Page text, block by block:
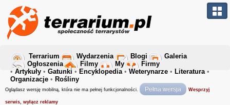
Terrarium Wydarzenia Blogi
Galeria
Ogłoszenia
Filmy My
Firmy
• Artykuły • Gatunki • Encyklopedia• Weterynarze • Literatura•
Organizacje • Rośliny
Oglądasz wersję mobilną, która nie ma pełnej funkcjonalności. Pełna wersja Wesprzyj
serwis, wyłącz reklamy